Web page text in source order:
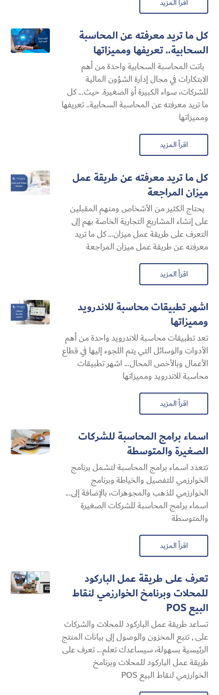
كل ما تريد معرفته عن المحاسبة
السحابية​.. تعريفها ومميزاتها
باتت المحاسبة السحابية​ واحدة من أهم
الابتكارات في مجال إدارة الشؤون المالية
للشركات، سواء الكبيرة أو الصغيرة. حيث... كل
ما تريد معرفته عن المحاسبة السحابية​.. تعريفها
ومميزاتها
اقرأ المزيد
كل ما تريد معرفته عن طريقة عمل
ميزان المراجعة
يحتاج الكثير من الأشخاص ومنهم المقبلين
على إنشاء المشاريع التجارية الخاصة بهم إلى
التعرف على طريقة عمل ميزان... كل ما تريد
معرفته عن طريقة عمل ميزان المراجعة
اقرأ المزيد
اشهر تطبيقات محاسبة للاندرويد
ومميزاتها
تعد تطبيقات محاسبة للاندرويد واحدة من أهم
الأدوات والوسائل التي يتم اللجوء إليها في قطاع
الأعمال وبالأخص المحال... اشهر تطبيقات
محاسبة للاندرويد ومميزاتها
اقرأ المزيد
اسماء برامج المحاسبة للشركات
الصغيرة والمتوسطة
تتعدد اسماء برامج المحاسبة لتشمل برنامج
الخوارزمي للتفصيل والخياطة وبرنامج
الخوارزمي للذهب والمجوهرات، بالإضافة إلى...
اسماء برامج المحاسبة للشركات الصغيرة
والمتوسطة
اقرأ المزيد
تعرف على طريقة عمل الباركود
للمحلات وبرنامخ الخوارزمي لنقاط
البيع POS
تساعد طريقة عمل الباركود للمحلات والشركات
على , تتبع المخزون والوصول إلى بيانات المنتج
الرئيسية بسهولة، سيساعدك تعلم... تعرف على
طريقة عمل الباركود للمحلات وبرنامخ
الخوارزمي لنقاط البيع POS